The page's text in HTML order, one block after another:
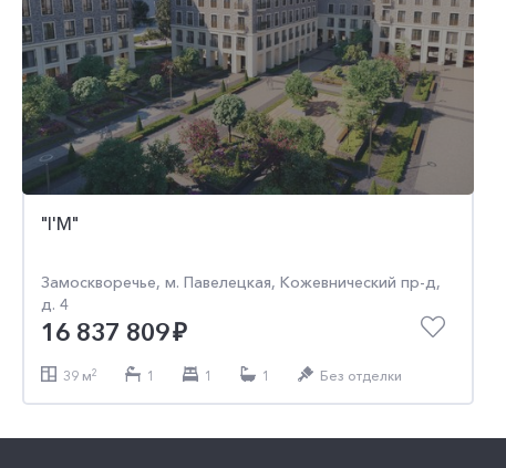
"I'M"
Замоскворечье, м. Павелецкая, Кожевнический пр-д,
д. 4
16 752 121
39 м2 1 1 1 Без отделки
"I'M"
Замоскворечье, м. Павелецкая, Кожевнический пр-д,
38 318 000
2 2 1 1 Без отделки